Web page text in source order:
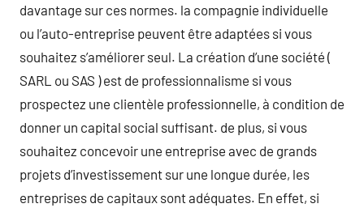
davantage sur ces normes. la compagnie individuelle
ou l’auto-entreprise peuvent être adaptées si vous
souhaitez s’améliorer seul. La création d’une société (
SARL ou SAS ) est de professionnalisme si vous
prospectez une clientèle professionnelle, à condition de
donner un capital social suffisant. de plus, si vous
souhaitez concevoir une entreprise avec de grands
projets d’investissement sur une longue durée, les
entreprises de capitaux sont adéquates. En effet, si